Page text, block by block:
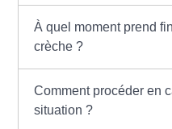
À quel moment prend
crèche ?
Comment procéder en
situation ?